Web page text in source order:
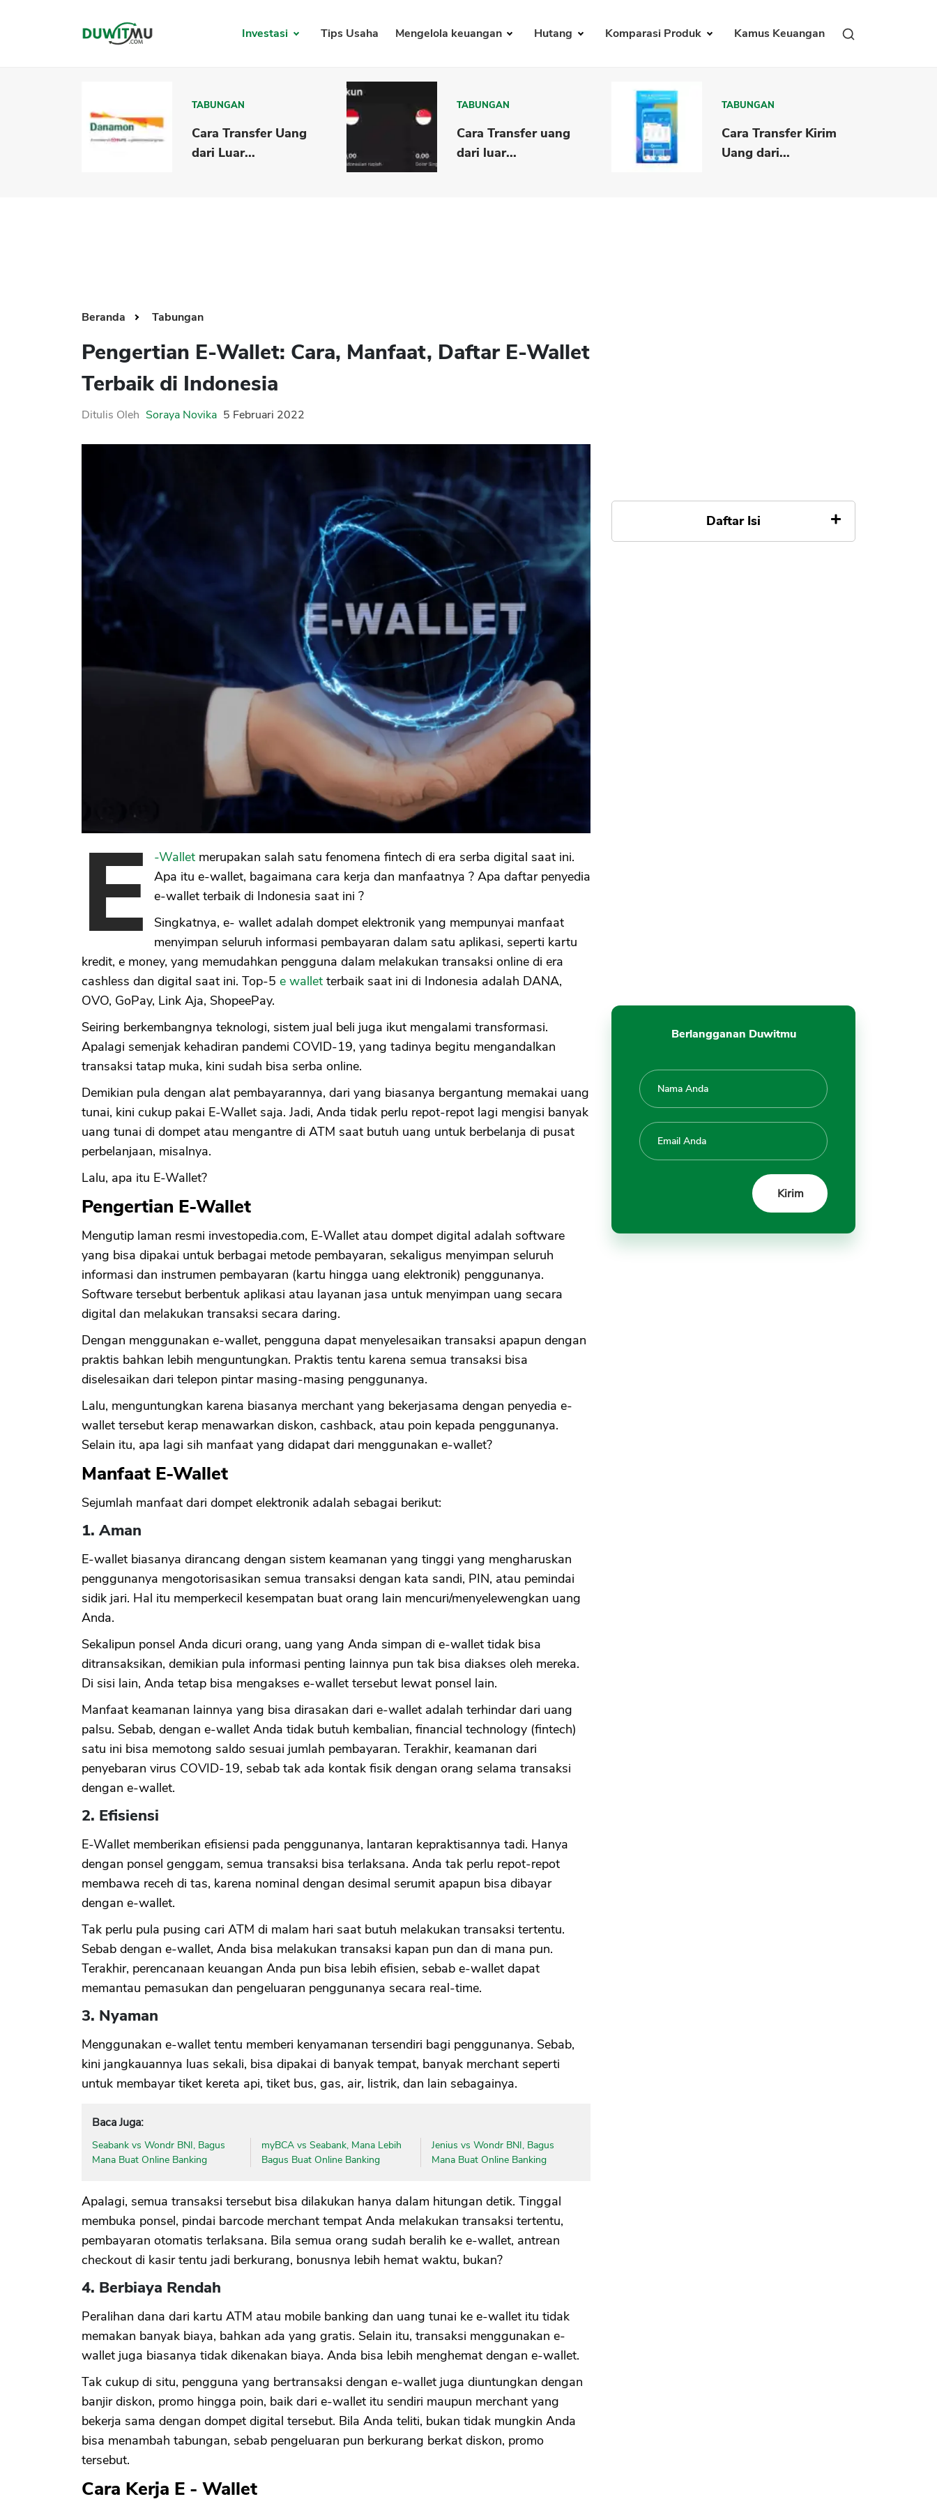
Investasi Tips Usaha Mengelola keuangan Hutang Komparasi Produk Kamus Keuangan
TABUNGAN
Cara Transfer Uang
dari Luar...
TABUNGAN
Cara Transfer uang
dari luar...
TABUNGAN
Cara Transfer Kirim
Uang dari...
Beranda Tabungan
Pengertian E-Wallet: Cara, Manfaat, Daftar E-Wallet
Terbaik di Indonesia
Ditulis Oleh Soraya Novika 5 Februari 2022
E -Wallet merupakan salah satu fenomena fintech di era serba digital saat ini.
Apa itu e-wallet, bagaimana cara kerja dan manfaatnya ? Apa daftar penyedia
e-wallet terbaik di Indonesia saat ini ?
Singkatnya, e- wallet adalah dompet elektronik yang mempunyai manfaat
menyimpan seluruh informasi pembayaran dalam satu aplikasi, seperti kartu
kredit, e money, yang memudahkan pengguna dalam melakukan transaksi online di era
cashless dan digital saat ini. Top-5 e wallet terbaik saat ini di Indonesia adalah DANA,
OVO, GoPay, Link Aja, ShopeePay.
Seiring berkembangnya teknologi, sistem jual beli juga ikut mengalami transformasi.
Apalagi semenjak kehadiran pandemi COVID-19, yang tadinya begitu mengandalkan
transaksi tatap muka, kini sudah bisa serba online.
Demikian pula dengan alat pembayarannya, dari yang biasanya bergantung memakai uang
tunai, kini cukup pakai E-Wallet saja. Jadi, Anda tidak perlu repot-repot lagi mengisi banyak
uang tunai di dompet atau mengantre di ATM saat butuh uang untuk berbelanja di pusat
perbelanjaan, misalnya.
Lalu, apa itu E-Wallet?
Pengertian E-Wallet
Mengutip laman resmi investopedia.com, E-Wallet atau dompet digital adalah software
yang bisa dipakai untuk berbagai metode pembayaran, sekaligus menyimpan seluruh
informasi dan instrumen pembayaran (kartu hingga uang elektronik) penggunanya.
Software tersebut berbentuk aplikasi atau layanan jasa untuk menyimpan uang secara
digital dan melakukan transaksi secara daring.
Dengan menggunakan e-wallet, pengguna dapat menyelesaikan transaksi apapun dengan
praktis bahkan lebih menguntungkan. Praktis tentu karena semua transaksi bisa
diselesaikan dari telepon pintar masing-masing penggunanya.
Lalu, menguntungkan karena biasanya merchant yang bekerjasama dengan penyedia e-
wallet tersebut kerap menawarkan diskon, cashback, atau poin kepada penggunanya.
Selain itu, apa lagi sih manfaat yang didapat dari menggunakan e-wallet?
Manfaat E-Wallet
Sejumlah manfaat dari dompet elektronik adalah sebagai berikut:
1. Aman
E-wallet biasanya dirancang dengan sistem keamanan yang tinggi yang mengharuskan
penggunanya mengotorisasikan semua transaksi dengan kata sandi, PIN, atau pemindai
sidik jari. Hal itu memperkecil kesempatan buat orang lain mencuri/menyelewengkan uang
Anda.
Sekalipun ponsel Anda dicuri orang, uang yang Anda simpan di e-wallet tidak bisa
ditransaksikan, demikian pula informasi penting lainnya pun tak bisa diakses oleh mereka.
Di sisi lain, Anda tetap bisa mengakses e-wallet tersebut lewat ponsel lain.
Manfaat keamanan lainnya yang bisa dirasakan dari e-wallet adalah terhindar dari uang
palsu. Sebab, dengan e-wallet Anda tidak butuh kembalian, financial technology (fintech)
satu ini bisa memotong saldo sesuai jumlah pembayaran. Terakhir, keamanan dari
penyebaran virus COVID-19, sebab tak ada kontak fisik dengan orang selama transaksi
dengan e-wallet.
2. Efisiensi
E-Wallet memberikan efisiensi pada penggunanya, lantaran kepraktisannya tadi. Hanya
dengan ponsel genggam, semua transaksi bisa terlaksana. Anda tak perlu repot-repot
membawa receh di tas, karena nominal dengan desimal serumit apapun bisa dibayar
dengan e-wallet.
Tak perlu pula pusing cari ATM di malam hari saat butuh melakukan transaksi tertentu.
Sebab dengan e-wallet, Anda bisa melakukan transaksi kapan pun dan di mana pun.
Terakhir, perencanaan keuangan Anda pun bisa lebih efisien, sebab e-wallet dapat
memantau pemasukan dan pengeluaran penggunanya secara real-time.
3. Nyaman
Menggunakan e-wallet tentu memberi kenyamanan tersendiri bagi penggunanya. Sebab,
kini jangkauannya luas sekali, bisa dipakai di banyak tempat, banyak merchant seperti
untuk membayar tiket kereta api, tiket bus, gas, air, listrik, dan lain sebagainya.
Baca Juga:
Seabank vs Wondr BNI, Bagus
Mana Buat Online Banking
myBCA vs Seabank, Mana Lebih
Bagus Buat Online Banking
Jenius vs Wondr BNI, Bagus
Mana Buat Online Banking
Apalagi, semua transaksi tersebut bisa dilakukan hanya dalam hitungan detik. Tinggal
membuka ponsel, pindai barcode merchant tempat Anda melakukan transaksi tertentu,
pembayaran otomatis terlaksana. Bila semua orang sudah beralih ke e-wallet, antrean
checkout di kasir tentu jadi berkurang, bonusnya lebih hemat waktu, bukan?
4. Berbiaya Rendah
Peralihan dana dari kartu ATM atau mobile banking dan uang tunai ke e-wallet itu tidak
memakan banyak biaya, bahkan ada yang gratis. Selain itu, transaksi menggunakan e-
wallet juga biasanya tidak dikenakan biaya. Anda bisa lebih menghemat dengan e-wallet.
Tak cukup di situ, pengguna yang bertransaksi dengan e-wallet juga diuntungkan dengan
banjir diskon, promo hingga poin, baik dari e-wallet itu sendiri maupun merchant yang
bekerja sama dengan dompet digital tersebut. Bila Anda teliti, bukan tidak mungkin Anda
bisa menambah tabungan, sebab pengeluaran pun berkurang berkat diskon, promo
tersebut.
Cara Kerja E - Wallet
Daftar Isi
Berlangganan Duwitmu
OK
CANCEL